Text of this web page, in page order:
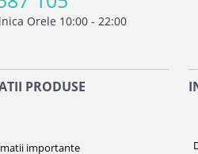
Orele 10:00 - 22:00
PRODUSE
importante